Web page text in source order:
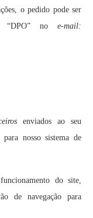
o pedido pode ser
“DPO” no e-mail:
enviados ao seu
nosso sistema de
do site,
de navegação para